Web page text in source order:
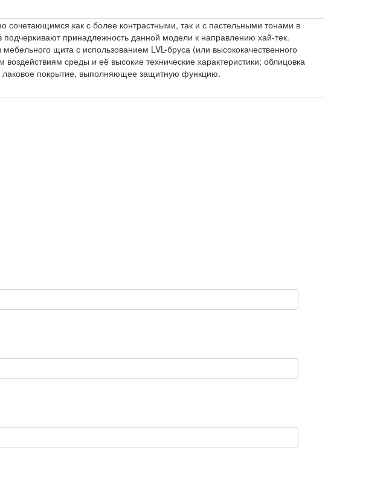
как с более контрастными, так и с пастельными тонами в
принадлежность данной модели к направлению хай-тек.
щита с использованием LVL-бруса (или высококачественного
среды и её высокие технические характеристики; облицовка
покрытие, выполняющее защитную функцию.